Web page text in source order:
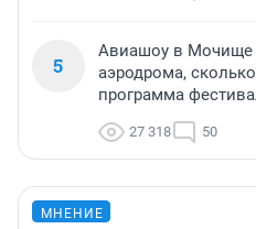
5
Авиашоу в Мочище
аэродрома,
программа
27 318 50
МНЕНИЕ